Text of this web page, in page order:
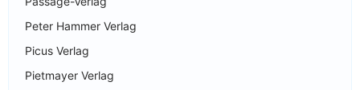
Peter Hammer Verlag
Picus Verlag
Pietmayer Verlag